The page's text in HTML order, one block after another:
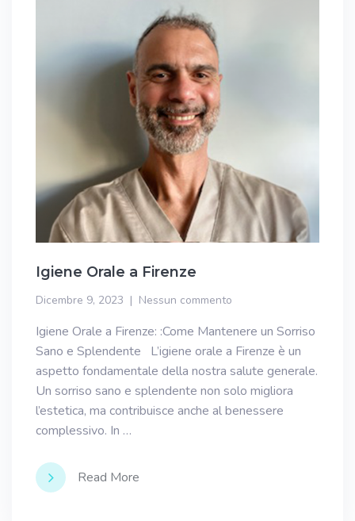
Igiene Orale a Firenze
Dicembre 9, 2023 Nessun commento
Igiene Orale a Firenze: :Come Mantenere un Sorriso
Sano e Splendente L’igiene orale a Firenze è un
aspetto fondamentale della nostra salute generale.
Un sorriso sano e splendente non solo migliora
l’estetica, ma contribuisce anche al benessere
complessivo. In …
Read More